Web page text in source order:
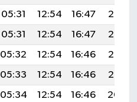
05:31 12:54 16:47
20:08
05:31 12:54 16:47
20:07
05:32 12:54 16:46
20:06
05:33 12:54 16:46
20:05
05:34 12:54 16:46
20:04